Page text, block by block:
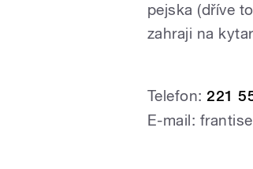
pejska (dříve
zahraji na
Telefon: 221
E-mail: